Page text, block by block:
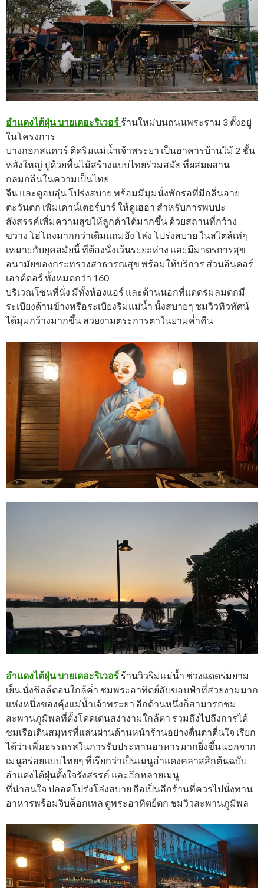
อำแดงไต้ฝุ่น บายเดอะริเวอร์ ร้านใหม่บนถนนพระราม 3 ตั้งอยู่
ในโครงการ
บางกอกสแควร์ ติดริมแม่น้ำเจ้าพระยา เป็นอาคารบ้านไม้ 2 ชั้น
หลังใหญ่ ปูด้วยพื้นไม้สร้างแบบไทยร่วมสมัย ที่ผสมผสาน
กลมกลืนในความเป็นไทย
จีน และดูอบอุ่น โปร่งสบาย พร้อมมีมุมนั่งพักรอที่มีกลิ่นอาย
ตะวันตก เพิ่มเคาน์เตอร์บาร์ ให้ดูเฮฮา สำหรับการพบปะ
สังสรรค์เพิ่มความสุขให้ลูกค้าได้มากขึ้น ด้วยสถานที่กว้าง
ขวาง โอ่โถงมากกว่าเดิมแถมยัง โล่ง โปร่งสบาย ในสไตล์เท่ๆ
เหมาะกับยุคสมัยนี้ ที่ต้องนั่งเว้นระยะห่าง และมีมาตรการสุข
อนามัยของกระทรวงสาธารณสุข พร้อมให้บริการ ส่วนอินดอร์
เอาต์ดอร์ ทั้งหมดกว่า 160
บริเวณโซนที่นั่ง มีทั้งห้องแอร์ และด้านนอกที่แดดร่มลมตกมี
ระเบียงด้านข้างหรือระเบียงริมแม่น้ำ นั้งสบายๆ ชมวิวทิวทัศน์
ได้มุมกว้างมากขึ้น สวยงามตระการตาในยามค่ำคืน
อำแดงไต้ฝุ่น บายเดอะริเวอร์ ร้านวิวริมแม่น้ำ ช่วงแดดร่มยาม
เย็น นั่งชิลล์ตอนใกล้ค่ำ ชมพระอาทิตย์ลับขอบฟ้าที่สวยงามมาก
แห่งหนึ่งของคุ้งแม่น้ำเจ้าพระยา อีกด้านหนึ่งก็สามารถชม
สะพานภูมิพลที่ตั้งโดดเด่นสง่างามใกล้ตา รวมถึงไปถึงการได้
ชมเรือเดินสมุทรที่แล่นผ่านด้านหน้าร้านอย่างตื่นตาตื่นใจ เรียก
ได้ว่า เพิ่มอรรถรสในการรับประทานอาหารมากยิ่งขึ้นนอกจาก
เมนูอร่อยแบบไทยๆ ที่เรียกว่าเป็นเมนูอำแดงคลาสสิกต้นฉบับ
อำแดงไต้ฝุ่นตั้งใจรังสรรค์ และอีกหลายเมนู
ที่น่าสนใจ ปลอดโปร่งโล่งสบาย ถือเป็นอีกร้านที่ควรไปนั่งทาน
อาหารพร้อมจิบค็อกเทล ดูพระอาทิตย์ตก ชมวิวสะพานภูมิพล